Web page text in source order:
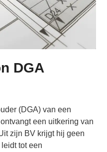
DGA
(DGA) van een
een uitkering van
zijn BV krijgt hij geen
tot een